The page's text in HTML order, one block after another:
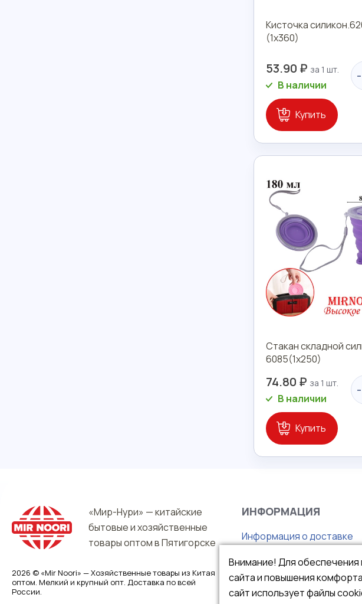
Кисточка
(1х360)
53.90 ₽ -
В наличии
Купить
Стакан складной
6085(1х250)
74.80 ₽ -
В наличии
Купить
«Мир-Нури» — китайские
бытовые и хозяйственные
товары оптом в Пятигорске
2026 © «Mir Noori» — Хозяйственные товары из Китая
оптом. Мелкий и крупный опт. Доставка по всей
России.
ИНФОРМАЦИЯ
Информация о доставке
Гарантия
Внимание! Для
сайта и повышения
сайт использует файлы